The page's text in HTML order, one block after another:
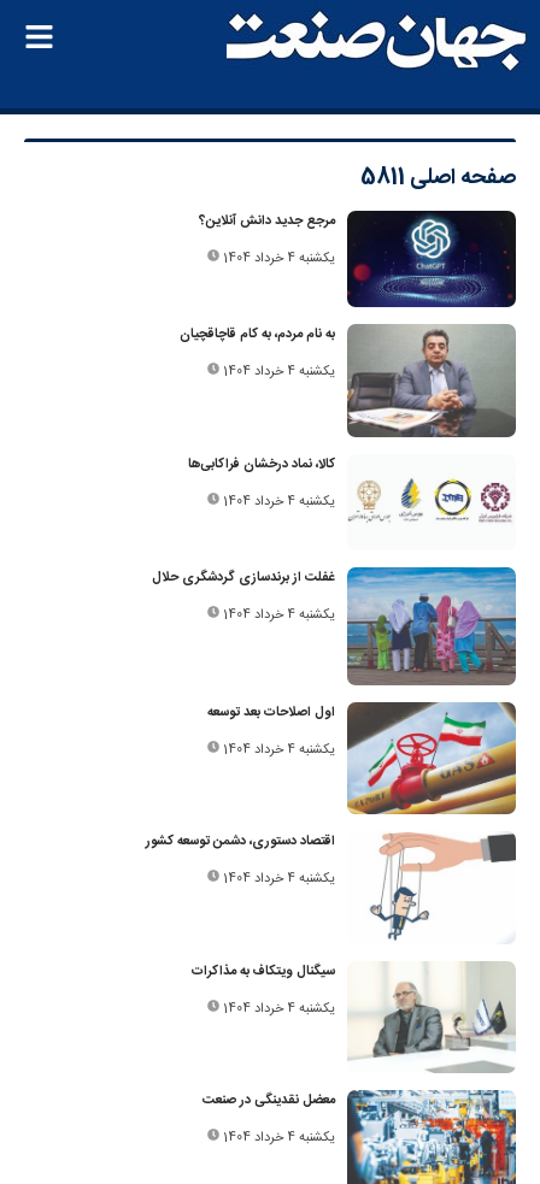
صفحه اصلی 5811
مرجع جدید دانش آنلاین؟
یکشنبه 4 خرداد 1404
به نام مردم، به کام قاچاقچیان
یکشنبه 4 خرداد 1404
کالا، نماد درخشان فراکابی‌ها
یکشنبه 4 خرداد 1404
غفلت از برندسازی گردشگری حلال
یکشنبه 4 خرداد 1404
اول اصلاحات بعد توسعه
یکشنبه 4 خرداد 1404
اقتصاد دستوری، دشمن توسعه کشور
یکشنبه 4 خرداد 1404
سیگنال ویتکاف به مذاکرات
یکشنبه 4 خرداد 1404
معضل نقدینگی در صنعت
یکشنبه 4 خرداد 1404